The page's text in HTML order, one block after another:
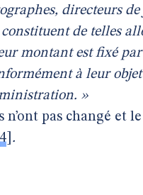
directeurs
de telles
montant est fixé
à leur
»
n’ont pas changé
4 .